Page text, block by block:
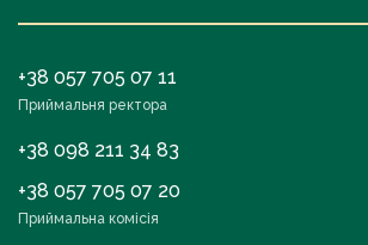
+38 057 705 07 11
Приймальня ректора
+38 098 211 34 83
+38 057 705 07 20
Приймальна комісія